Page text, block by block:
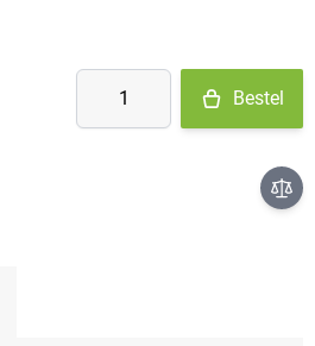
Aantal
Bestel